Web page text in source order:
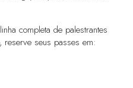
completa de palestrantes
seus passes em: